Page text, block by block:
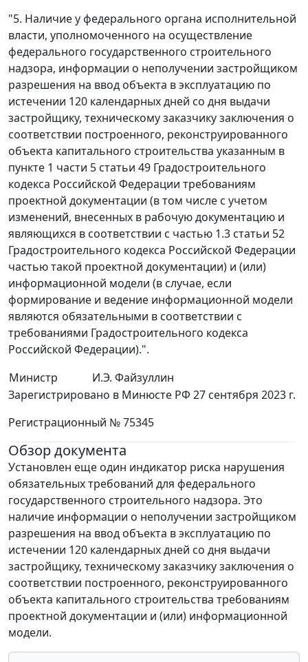
"5. Наличие у федерального органа исполнительной
власти, уполномоченного на осуществление
федерального государственного строительного
надзора, информации о неполучении застройщиком
разрешения на ввод объекта в эксплуатацию по
истечении 120 календарных дней со дня выдачи
застройщику, техническому заказчику заключения о
соответствии построенного, реконструированного
объекта капитального строительства указанным в
пункте 1 части 5 статьи 49 Градостроительного
кодекса Российской Федерации требованиям
проектной документации (в том числе с учетом
изменений, внесенных в рабочую документацию и
являющихся в соответствии с частью 1.3 статьи 52
Градостроительного кодекса Российской Федерации
частью такой проектной документации) и (или)
информационной модели (в случае, если
формирование и ведение информационной модели
являются обязательными в соответствии с
требованиями Градостроительного кодекса
Российской Федерации).".
Министр
И.Э. Файзуллин
Зарегистрировано в Минюсте РФ 27 сентября 2023 г.
Регистрационный № 75345
Обзор документа
Установлен еще один индикатор риска нарушения
обязательных требований для федерального
государственного строительного надзора. Это
наличие информации о неполучении застройщиком
разрешения на ввод объекта в эксплуатацию по
истечении 120 календарных дней со дня выдачи
застройщику, техническому заказчику заключения о
соответствии построенного, реконструированного
объекта капитального строительства требованиям
проектной документации и (или) информационной
модели.